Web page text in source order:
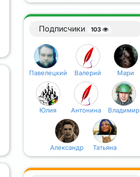
Подписчики 103
Павелецкий Валерий Мари
Юлия Антонина Владимир
Александр Татьяна